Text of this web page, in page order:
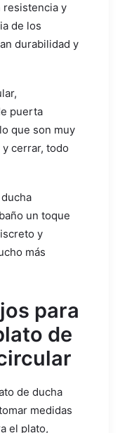
resistencia y
de los
durabilidad y
puerta
que son muy
cerrar, todo
un toque
y
más
para
de
de ducha
medidas
el plato,